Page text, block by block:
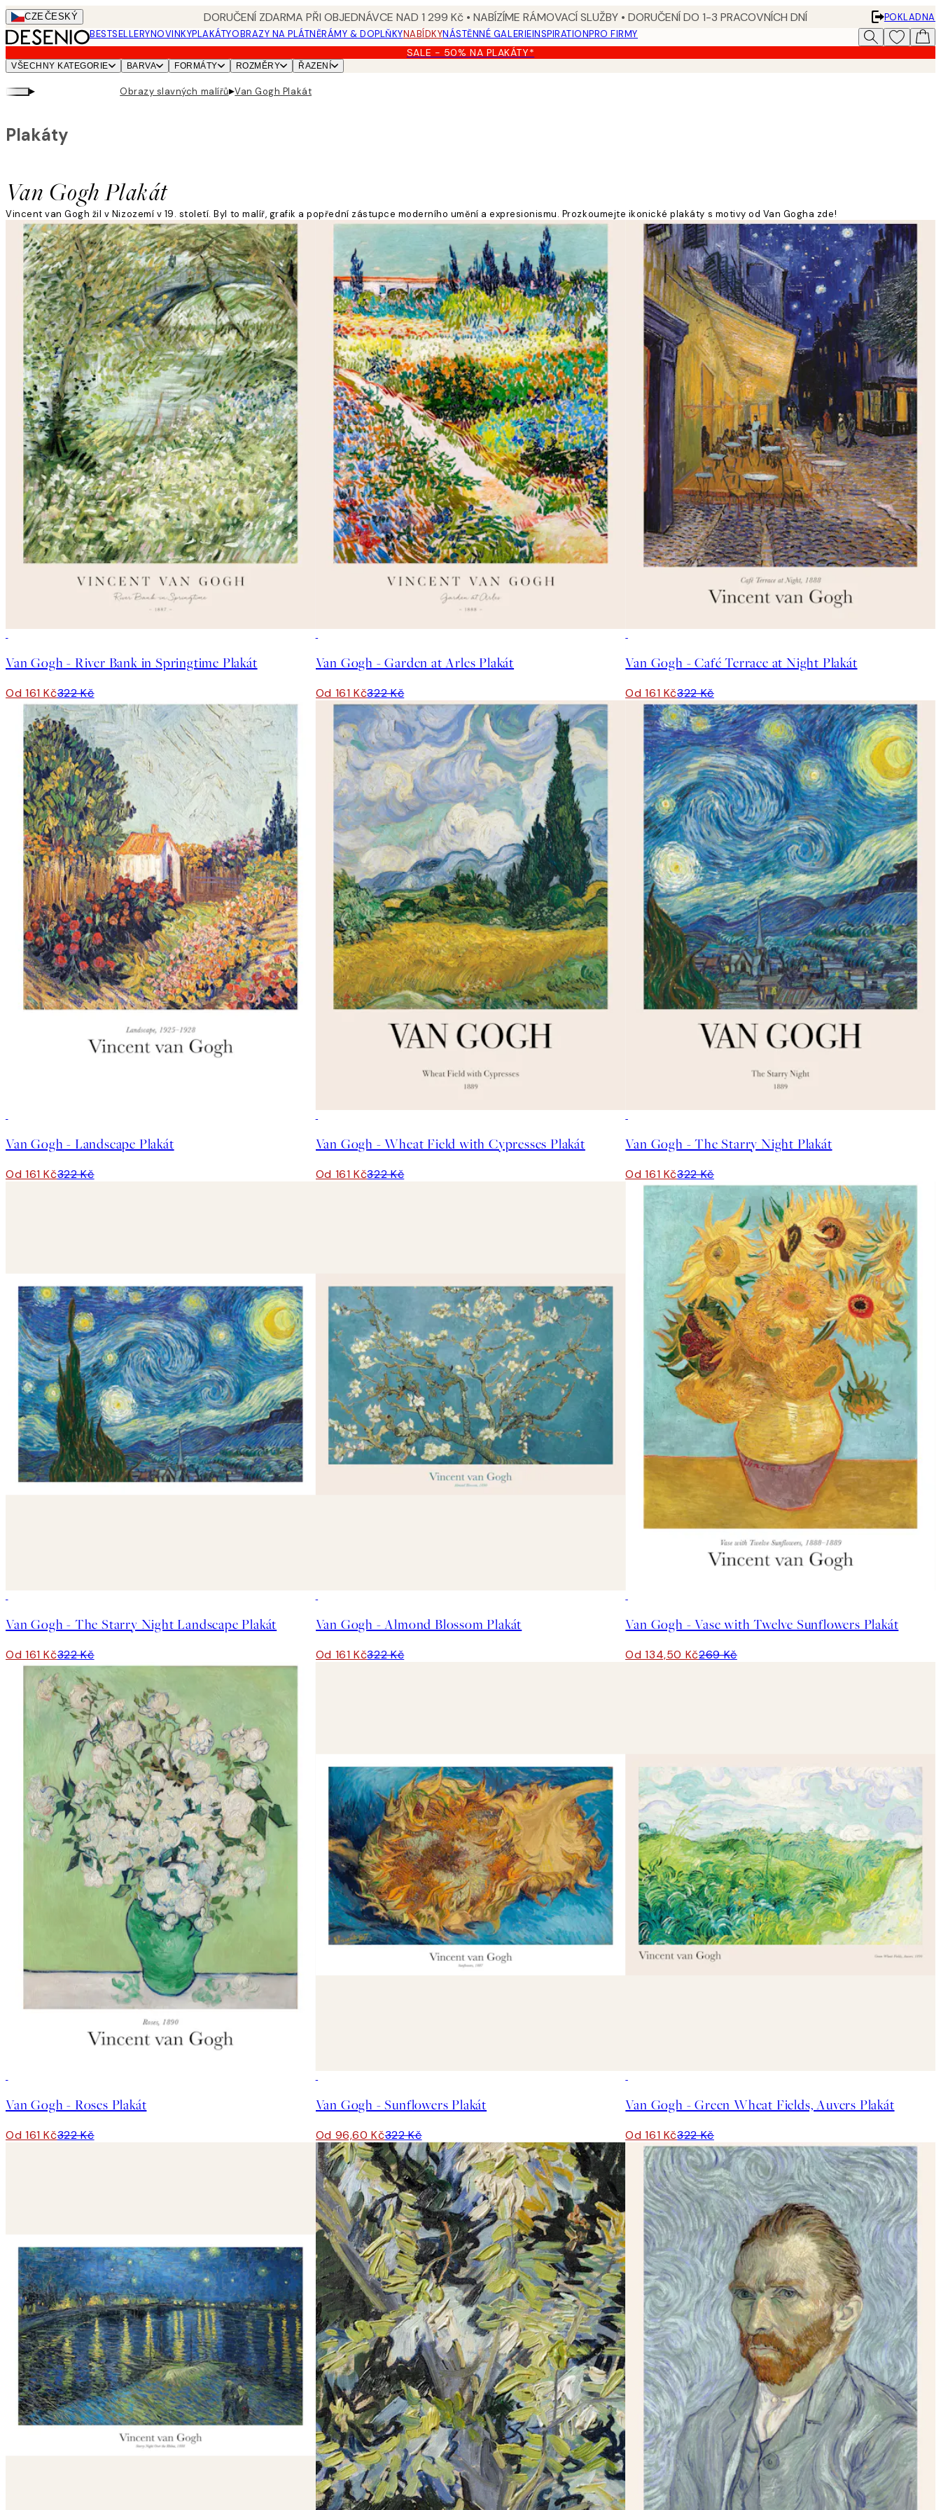
Skip
to
main
content.
CZEČESKÝ DORUČENÍ ZDARMA PŘI OBJEDNÁVCE NAD 1 299 Kč • NABÍZÍME RÁMOVACÍ SLUŽBY • DORUČENÍ DO 1-3 PRACOVNÍCH DNÍ
POKLADNA
BESTSELLERYNOVINKYPLAKÁTYOBRAZY NA PLÁTNĚRÁMY & DOPLŇKYNABÍDKYNÁSTĚNNÉ GALERIEINSPIRATIONPRO FIRMY
SALE - 50% NA PLAKÁTY*
VŠECHNY KATEGORIE BARVA FORMÁTY ROZMĚRY ŘAZENÍ
▸ Obrazy slavných malířů▸Van Gogh Plakát
Van Gogh Plakát
Plakáty
Vincent van Gogh žil v Nizozemí v 19. století. Byl to malíř, grafik a popřední zástupce moderního umění a expresionismu. Prozkoumejte ikonické plakáty s motivy od Van Gogha zde!
Van Gogh - River Bank in Springtime Plakát
Od 161 Kč322 Kč
Van Gogh - Garden at Arles Plakát
Od 161 Kč322 Kč
Van Gogh - Café Terrace at Night Plakát
Od 161 Kč322 Kč
Van Gogh - Landscape Plakát
Od 161 Kč322 Kč
Van Gogh - Wheat Field with Cypresses Plakát
Od 161 Kč322 Kč
Van Gogh - The Starry Night Plakát
Od 161 Kč322 Kč
Van Gogh - The Starry Night Landscape Plakát
Od 161 Kč322 Kč
Van Gogh - Almond Blossom Plakát
Od 161 Kč322 Kč
Van Gogh - Vase with Twelve Sunflowers Plakát
Od 134,50 Kč269 Kč
Van Gogh - Roses Plakát
Od 161 Kč322 Kč
Van Gogh - Sunflowers Plakát
Od 96,60 Kč322 Kč
Van Gogh - Green Wheat Fields, Auvers Plakát
Od 161 Kč322 Kč